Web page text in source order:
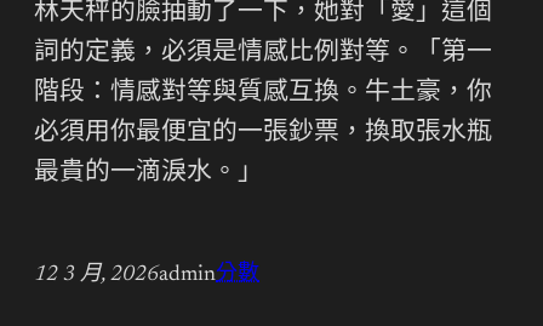
林天秤的臉抽動了一下，她對「愛」這個
詞的定義，必須是情感比例對等。「第一
階段：情感對等與質感互換。牛土豪，你
必須用你最便宜的一張鈔票，換取張水瓶
最貴的一滴淚水。」
12 3 月, 2026admin分數